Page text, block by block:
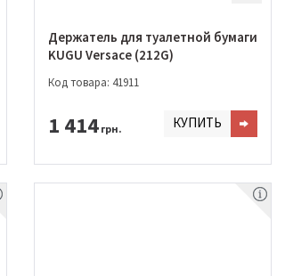
Держатель для туалетной бумаги
KUGU Versace (212G)
Код товара: 41911
1 414 грн. КУПИТЬ